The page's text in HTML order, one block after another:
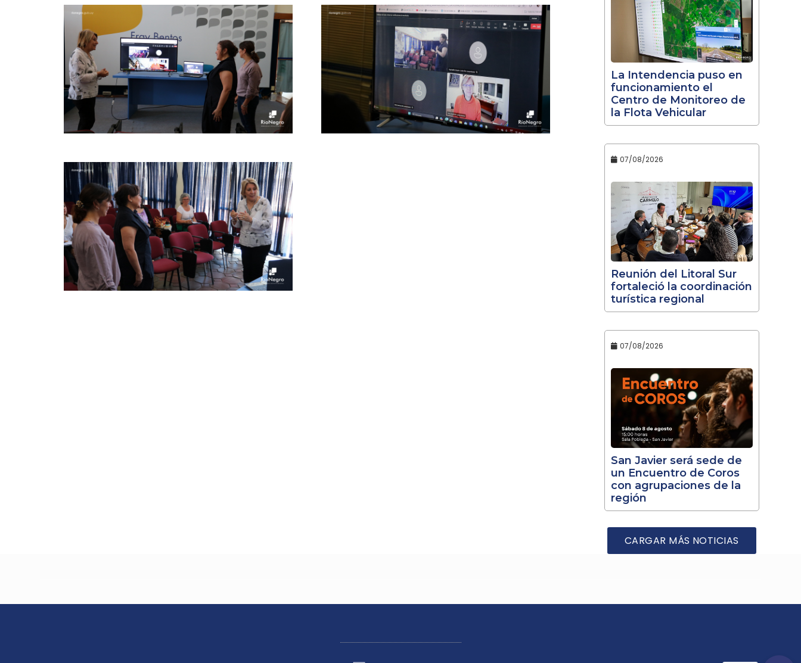
La Intendencia puso en
funcionamiento el
Centro de Monitoreo de
la Flota Vehicular
07/08/2026
Reunión del Litoral Sur
fortaleció la coordinación
turística regional
07/08/2026
San Javier será sede de
un Encuentro de Coros
con agrupaciones de la
región
CARGAR MÁS NOTICIAS